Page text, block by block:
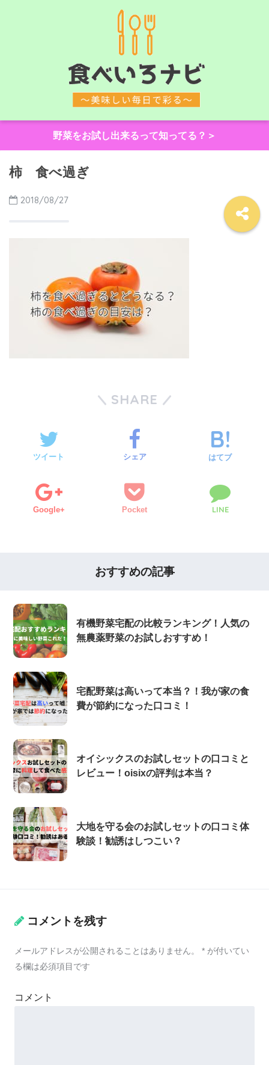
野菜をお試し出来るって知ってる？＞
柿 食べ過ぎ
2018/08/27
SHARE
ツイート シェア はてブ
Google+ Pocket LINE
おすすめの記事
有機野菜宅配の比較ランキング！人気の
無農薬野菜のお試しおすすめ！
宅配野菜は高いって本当？！我が家の食
費が節約になった口コミ！
オイシックスのお試しセットの口コミと
レビュー！oisixの評判は本当？
大地を守る会のお試しセットの口コミ体
験談！勧誘はしつこい？
コメントを残す
メールアドレスが公開されることはありません。 * が付いてい
る欄は必須項目です
コメント